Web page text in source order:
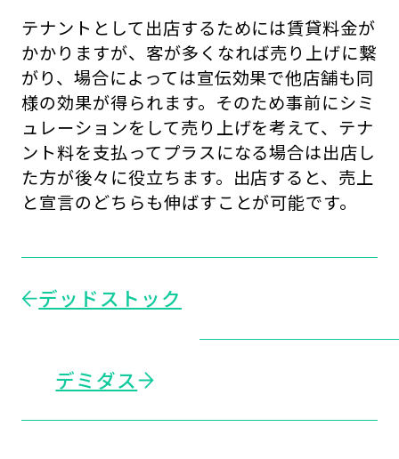
テナントとして出店するためには賃貸料金が
かかりますが、客が多くなれば売り上げに繋
がり、場合によっては宣伝効果で他店舗も同
様の効果が得られます。そのため事前にシミ
ュレーションをして売り上げを考えて、テナ
ント料を支払ってプラスになる場合は出店し
た方が後々に役立ちます。出店すると、売上
と宣言のどちらも伸ばすことが可能です。
デッドストック
デミダス